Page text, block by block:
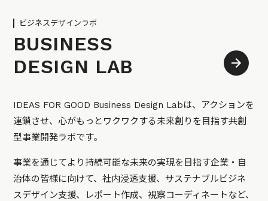
ビジネスデザインラボ
BUSINESS
DESIGN LAB
IDEAS FOR GOOD Business Design Labは、アクションを
連鎖させ、心がもっとワクワクする未来創りを目指す共創
型事業開発ラボです。
事業を通じてより持続可能な未来の実現を目指す企業・自
治体の皆様に向けて、社内浸透支援、サステナブルビジネ
スデザイン支援、レポート作成、視察コーディネートなど、